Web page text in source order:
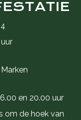
en 20.00 uur
om de hoek van